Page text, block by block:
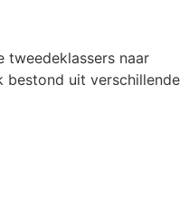
tweedeklassers naar
bestond uit verschillende